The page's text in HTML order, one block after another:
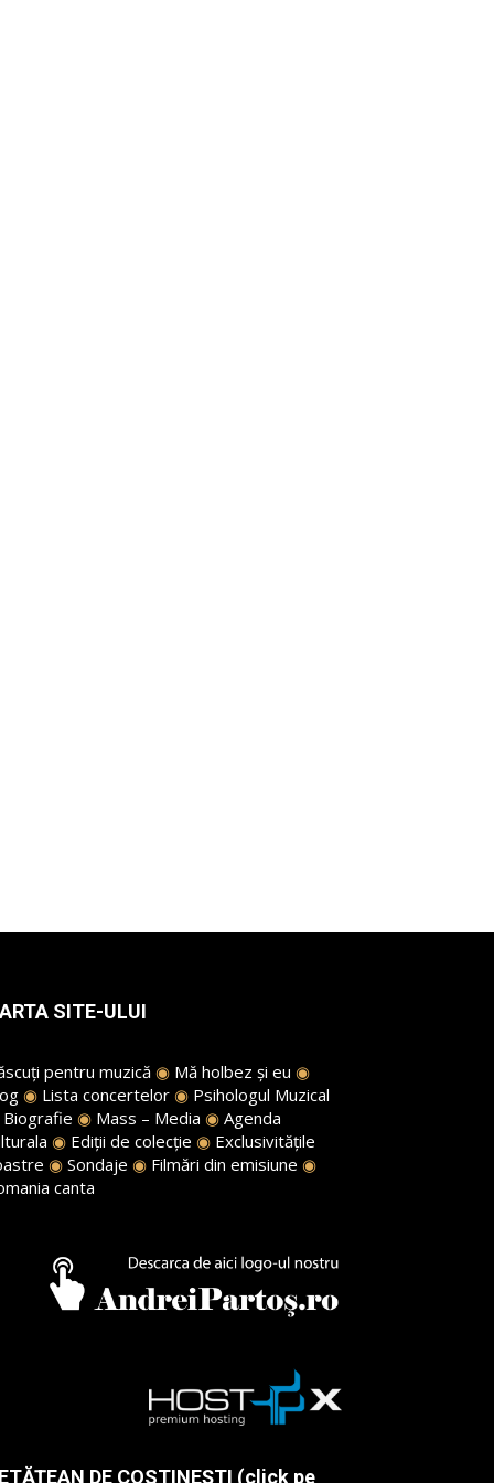
SITE-ULUI
pentru muzică ◉ Mă holbez și eu ◉
◉ Lista concertelor ◉ Psihologul Muzical
Biografie ◉ Mass – Media ◉ Agenda
◉ Ediții de colecție ◉ Exclusivitățile
◉ Sondaje ◉ Filmări din emisiune ◉
canta
DE COSTINEȘTI (click pe